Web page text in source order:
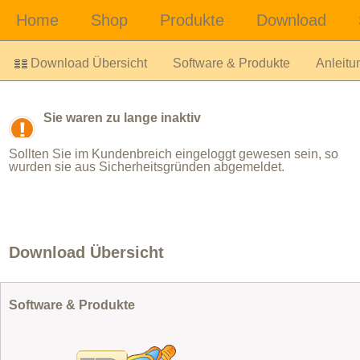
Download Übersicht Software & Produkte
Sie waren zu lange inaktiv
Sollten Sie im Kundenbreich eingeloggt gewesen sein, so
wurden sie aus Sicherheitsgründen abgemeldet.
Download Übersicht
Software & Produkte